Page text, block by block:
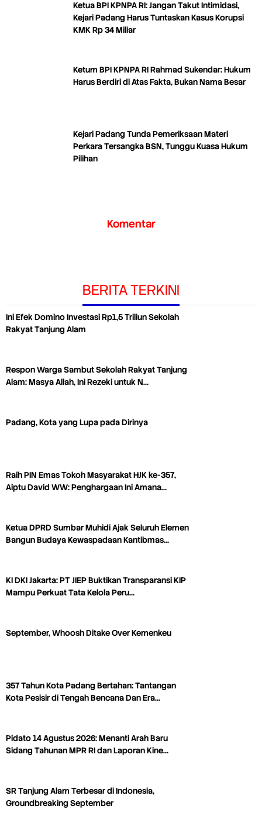
Ketua BPI KPNPA RI: Jangan Takut Intimidasi,
Kejari Padang Harus Tuntaskan Kasus Korupsi
KMK Rp 34 Miliar
Ketum BPI KPNPA RI Rahmad Sukendar: Hukum
Harus Berdiri di Atas Fakta, Bukan Nama Besar
Kejari Padang Tunda Pemeriksaan Materi
Perkara Tersangka BSN, Tunggu Kuasa Hukum
Pilihan
Komentar
BERITA TERKINI
Ini Efek Domino Investasi Rp1,5 Triliun Sekolah
Rakyat Tanjung Alam
Respon Warga Sambut Sekolah Rakyat Tanjung
Alam: Masya Allah, Ini Rezeki untuk N…
Padang, Kota yang Lupa pada Dirinya
Raih PIN Emas Tokoh Masyarakat HJK ke-357,
Aiptu David WW: Penghargaan Ini Amana…
Ketua DPRD Sumbar Muhidi Ajak Seluruh Elemen
Bangun Budaya Kewaspadaan Kantibmas…
KI DKI Jakarta: PT JIEP Buktikan Transparansi KIP
Mampu Perkuat Tata Kelola Peru…
September, Whoosh Ditake Over Kemenkeu
357 Tahun Kota Padang Bertahan: Tantangan
Kota Pesisir di Tengah Bencana Dan Era…
Pidato 14 Agustus 2026: Menanti Arah Baru
Sidang Tahunan MPR RI dan Laporan Kine…
SR Tanjung Alam Terbesar di Indonesia,
Groundbreaking September